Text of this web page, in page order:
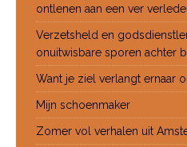
ontlenen aan een ver
Verzetsheld en
onuitwisbare sporen achter
Want je ziel verlangt ernaar
Mijn schoenmaker
Zomer vol verhalen uit